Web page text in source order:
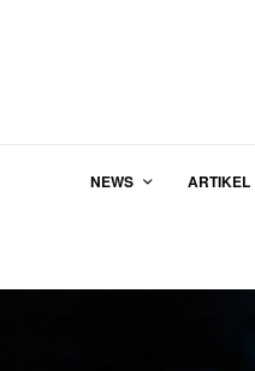
NEWS ARTIKEL